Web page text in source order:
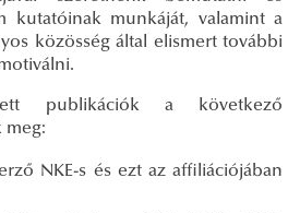
kutatóinak munkáját, valamint a
közösség által elismert további
publikációk a következő
meg:
NKE-s és ezt az affiliációjában